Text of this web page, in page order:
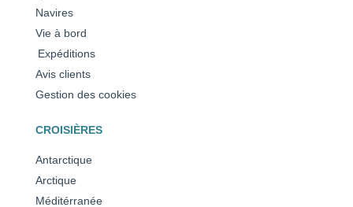
Navires
Vie à bord
Expéditions
Avis clients
Gestion des cookies
CROISIÈRES
Antarctique
Arctique
Méditérranée